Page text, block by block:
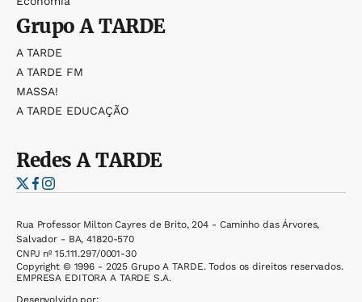
GrupoA TARDE
A TARDE
A TARDE FM
MASSA!
A TARDE EDUCAÇÃO
RedesA TARDE
Rua Professor Milton Cayres de Brito, 204 - Caminho das Árvores,
Salvador - BA, 41820-570
CNPJ nº 15.111.297/0001-30
Copyright © 1996 - 2025 Grupo A TARDE. Todos os direitos reservados.
EMPRESA EDITORA A TARDE S.A.
Desenvolvido por: